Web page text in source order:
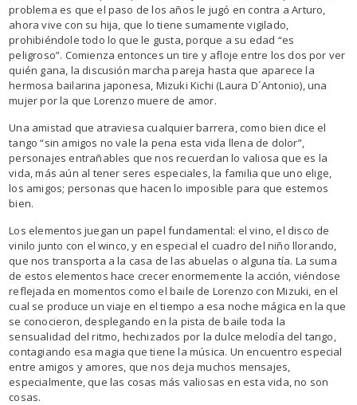
problema es que el paso de los años le jugó en contra a Arturo,
ahora vive con su hija, que lo tiene sumamente vigilado,
prohibiéndole todo lo que le gusta, porque a su edad “es
peligroso”. Comienza entonces un tire y afloje entre los dos por ver
quién gana, la discusión marcha pareja hasta que aparece la
hermosa bailarina japonesa, Mizuki Kichi (Laura D´Antonio), una
mujer por la que Lorenzo muere de amor.
Una amistad que atraviesa cualquier barrera, como bien dice el
tango “sin amigos no vale la pena esta vida llena de dolor”,
personajes entrañables que nos recuerdan lo valiosa que es la
vida, más aún al tener seres especiales, la familia que uno elige,
los amigos; personas que hacen lo imposible para que estemos
bien.
Los elementos juegan un papel fundamental: el vino, el disco de
vinilo junto con el winco, y en especial el cuadro del niño llorando,
que nos transporta a la casa de las abuelas o alguna tía. La suma
de estos elementos hace crecer enormemente la acción, viéndose
reflejada en momentos como el baile de Lorenzo con Mizuki, en el
cual se produce un viaje en el tiempo a esa noche mágica en la que
se conocieron, desplegando en la pista de baile toda la
sensualidad del ritmo, hechizados por la dulce melodía del tango,
contagiando esa magia que tiene la música. Un encuentro especial
entre amigos y amores, que nos deja muchos mensajes,
especialmente, que las cosas más valiosas en esta vida, no son
cosas.